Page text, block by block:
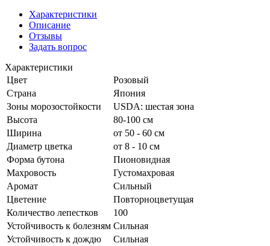
Характеристики
Описание
Отзывы
Задать вопрос
Характеристики
Цвет
Розовый
Страна
Япония
Зоны морозостойкости
USDA: шестая зона
Высота
80-100 см
Ширина
от 50 - 60 см
Диаметр цветка
от 8 - 10 см
Форма бутона
Пионовидная
Махровость
Густомахровая
Аромат
Сильный
Цветение
Повторноцветущая
Количество лепестков
100
Устойчивость к болезням Сильная
Устойчивость к дождю
Сильная